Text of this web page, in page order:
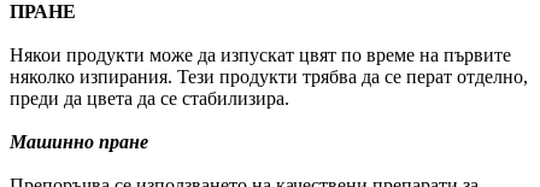
ПРАНЕ
Някои продукти може да изпускат цвят по време на първите
няколко изпирания. Тези продукти трябва да се перат отделно,
преди да цвета да се стабилизира.
Машинно пране